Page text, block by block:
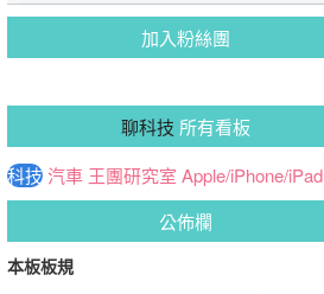
加入粉絲團
聊科技 所有看板
科技汽車 王團研究室 Apple/iPhone/iPad
公佈欄
本板板規